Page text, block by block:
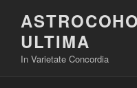
Inhalt
springenULTIMA
In Varietate Concordia